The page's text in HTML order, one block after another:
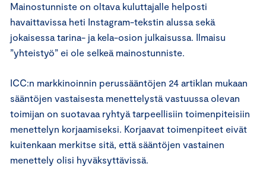
Mainostunniste on oltava kuluttajalle helposti
havaittavissa heti Instagram-tekstin alussa sekä
jokaisessa tarina- ja kela-osion julkaisussa. Ilmaisu
”yhteistyö” ei ole selkeä mainostunniste.
ICC:n markkinoinnin perussääntöjen 24 artiklan mukaan
sääntöjen vastaisesta menettelystä vastuussa olevan
toimijan on suotavaa ryhtyä tarpeellisiin toimenpiteisiin
menettelyn korjaamiseksi. Korjaavat toimenpiteet eivät
kuitenkaan merkitse sitä, että sääntöjen vastainen
menettely olisi hyväksyttävissä.